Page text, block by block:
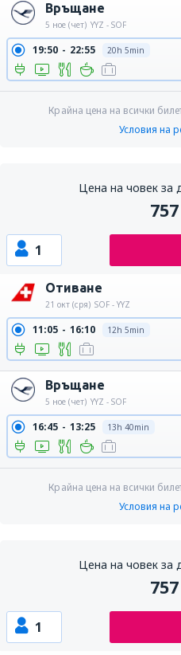
Връщане
5 ное (чет) YYZ - SOF
19:50 22:55 20h 5min
Крайна цена на всички
Условия на
Цена на човек за
757
1
Отиване
21 окт (сря) SOF - YYZ
11:05 16:10 12h 5min
Връщане
5 ное (чет) YYZ - SOF
16:45 13:25 13h 40min
Крайна цена на всички
Условия на
Цена на човек за
757
1